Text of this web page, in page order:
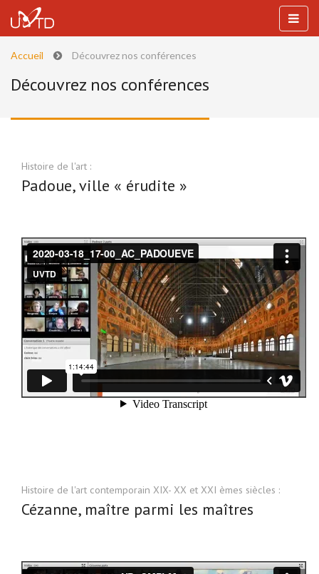
Accueil Découvrez nos conférences
Découvrez nos conférences
Histoire de l'art :
Padoue, ville « érudite »
Histoire de l'art contemporain XIX- XX et XXI èmes siècles :
Cézanne, maître parmi les maîtres